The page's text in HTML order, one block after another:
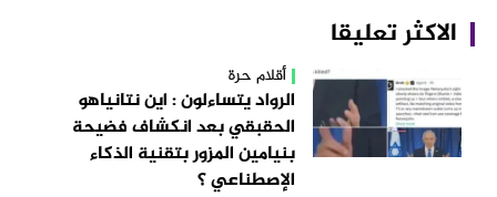
الاكثر تعليقا
أقلام حرة
الرواد يتساءلون : اين نتانياهو
الحقبقي بعد انكشاف فضيحة
بنيامين المزور بتقنية الذكاء
الإصطناعي ؟